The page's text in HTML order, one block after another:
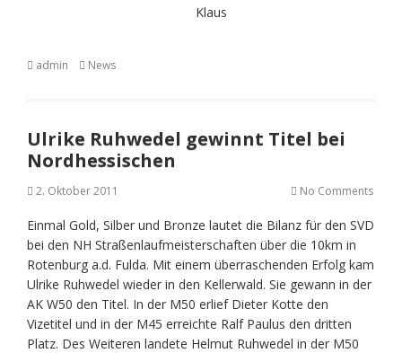
Klaus
admin News
Ulrike Ruhwedel gewinnt Titel bei
Nordhessischen
2. Oktober 2011 No Comments
Einmal Gold, Silber und Bronze lautet die Bilanz für den SVD
bei den NH Straßenlaufmeisterschaften über die 10km in
Rotenburg a.d. Fulda. Mit einem überraschenden Erfolg kam
Ulrike Ruhwedel wieder in den Kellerwald. Sie gewann in der
AK W50 den Titel. In der M50 erlief Dieter Kotte den
Vizetitel und in der M45 erreichte Ralf Paulus den dritten
Platz. Des Weiteren landete Helmut Ruhwedel in der M50